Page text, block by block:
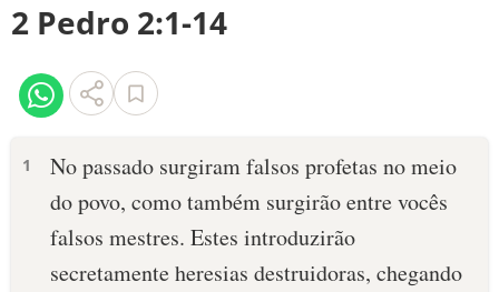
NOVO TESTAMENTO
VERSÍCULOS
PALAVRA DO DIA
SALMO DO DIA
2 Pedro 2:1-14
1
No passado surgiram falsos profetas no meio
do povo, como também surgirão entre vocês
falsos mestres. Estes introduzirão
secretamente heresias destruidoras, chegando